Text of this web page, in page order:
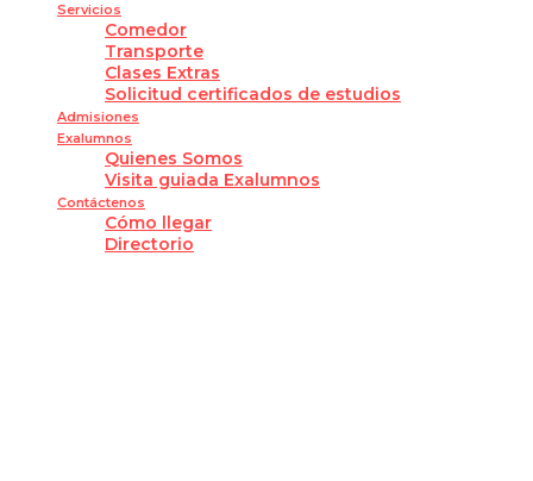
Servicios
Comedor
Transporte
Clases Extras
Solicitud certificados de estudios
Admisiones
Exalumnos
Quienes Somos
Visita guiada Exalumnos
Contáctenos
Cómo llegar
Directorio